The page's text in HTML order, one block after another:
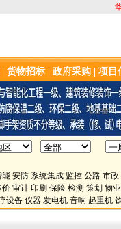
货物招标 政府采购 项目
能 安防 系统集成 监控 公路 市政
价 审计 印刷 保险 检测 策划 物业
设备 仪器 发电机 音响 起重机